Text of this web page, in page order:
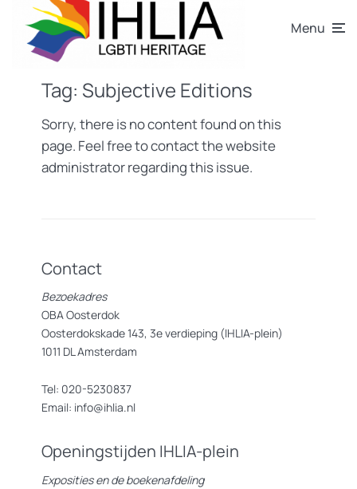
Menu
Tag: Subjective Editions
Sorry, there is no content found on this
page. Feel free to contact the website
administrator regarding this issue.
Contact
Bezoekadres
OBA Oosterdok
Oosterdokskade 143, 3e verdieping (IHLIA-plein)
1011 DL Amsterdam
Tel: 020-5230837
Email: info@ihlia.nl
Openingstijden IHLIA-plein
Exposities en de boekenafdeling